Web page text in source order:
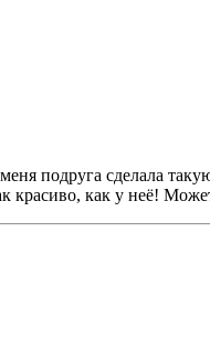
подруга сделала
как у неё!